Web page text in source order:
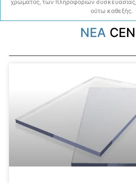
χρώματος, των πληροφοριών συσκευασίας,
ούτω καθεξής.
ΝΕΑ